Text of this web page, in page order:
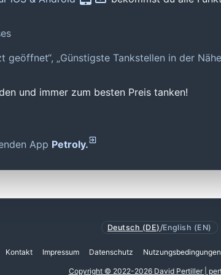
„Günstigste Tankstellen in der
und immer zum besten Preis tanken!
App Petroly.
Deutsch (DE) /English (EN)
Kontakt Impressum Datenschutz Nutzungsbedingungen
Copyright © 2022-2026 David Pertiller |